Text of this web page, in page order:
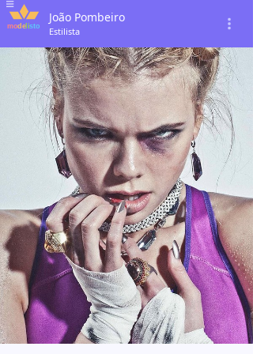
João Pombeiro
Estilista